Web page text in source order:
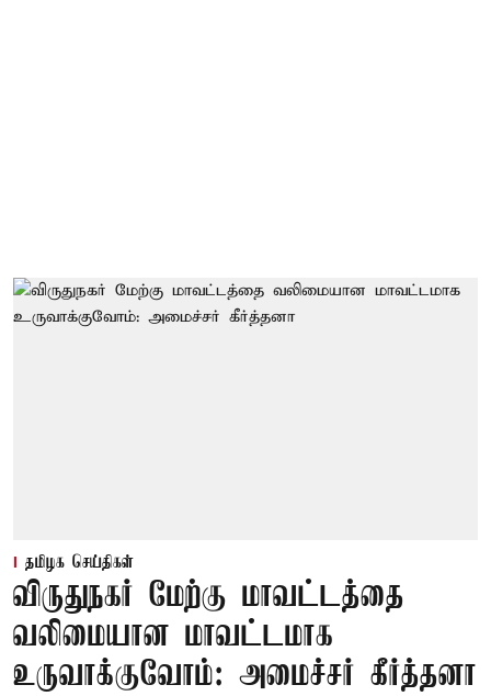
தமிழக செய்திகள்
விருதுநகர் மேற்கு மாவட்டத்தை
வலிமையான மாவட்டமாக
உருவாக்குவோம்: அமைச்சர் கீர்த்தனா